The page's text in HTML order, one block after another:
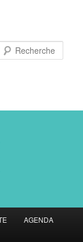
AGENDA